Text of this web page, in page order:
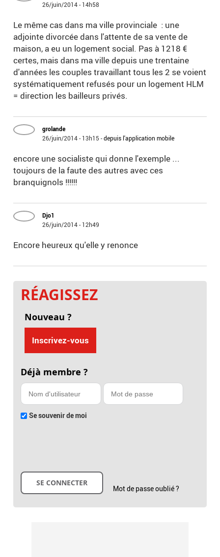
26/juin/2014 - 14h58
Le même cas dans ma ville provinciale : une
adjointe divorcée dans l'attente de sa vente de
maison, a eu un logement social. Pas à 1218 €
certes, mais dans ma ville depuis une trentaine
d'années les couples travaillant tous les 2 se voient
systématiquement refusés pour un logement HLM
= direction les bailleurs privés.
grolande
26/juin/2014 - 13h15 -depuis l'application mobile
encore une socialiste qui donne l'exemple ...
toujours de la faute des autres avec ces
branquignols !!!!!!
Djo1
26/juin/2014 - 12h49
Encore heureux qu'elle y renonce
RÉAGISSEZ
Nouveau ?
Inscrivez-vous
Déjà membre ?
Se souvenir de moi
Mot de passe oublié ?